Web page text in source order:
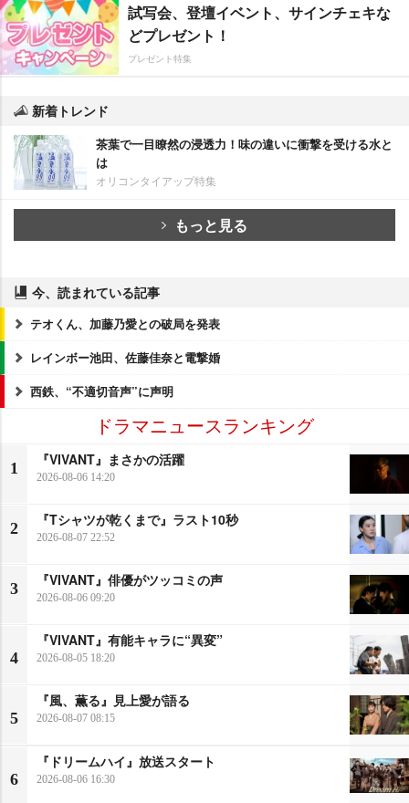
試写会、登壇イベント、サインチェキな
どプレゼント！
プレゼント特集
新着トレンド
茶葉で一目瞭然の浸透力！味の違いに衝撃を受ける水と
は
オリコンタイアップ特集
もっと見る
今、読まれている記事
テオくん、加藤乃愛との破局を発表
レインボー池田、佐藤佳奈と電撃婚
西鉄、“不適切音声”に声明
ドラマニュースランキング
1
『VIVANT』まさかの活躍
2026-08-06 14:20
2
『Tシャツが乾くまで』ラスト10秒
2026-08-07 22:52
3
『VIVANT』俳優がツッコミの声
2026-08-06 09:20
4
『VIVANT』有能キャラに“異変”
2026-08-05 18:20
5
『風、薫る』見上愛が語る
2026-08-07 08:15
6
『ドリームハイ』放送スタート
2026-08-06 16:30